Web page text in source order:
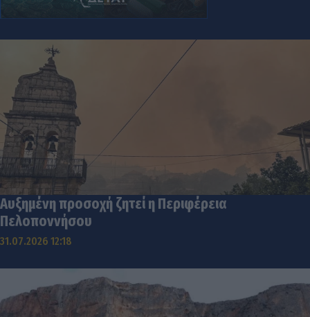
Αυξημένη προσοχή ζητεί η Περιφέρεια
Πελοποννήσου
31.07.2026 12:18